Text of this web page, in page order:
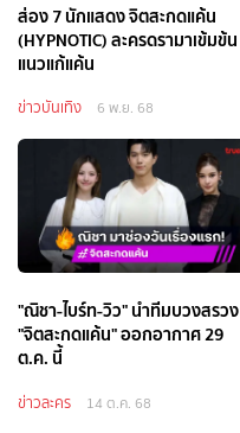
ส่อง 7 นักแสดง จิตสะกดแค้น
(HYPNOTIC) ละครดรามาเข้มข้น
แนวแก้แค้น
ข่าวบันเทิง 6 พ.ย. 68
"ณิชา-ไบร์ท-วิว" นำทีมบวงสรวง
"จิตสะกดแค้น" ออกอากาศ 29
ต.ค. นี้
ข่าวละคร 14 ต.ค. 68